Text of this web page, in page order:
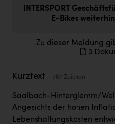
Doppler Gruppe
everfield
Fristads Austria
HIG Infomotion Group
IFE Austria GmbH
INTERSPORT
E-Bikes
Zu dieser Meldung
3
Kurztext 767 Zeichen
Saalbach-Hinterglemm/
Angesichts der hohen
Lebenshaltungskosten